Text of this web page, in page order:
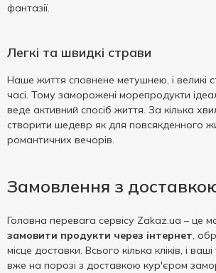
фантазії.
Легкі та швидкі страви
Наше життя сповнене метушнею, і великі
часі. Тому заморожені морепродукти
веде активний спосіб життя. За кілька
створити шедевр як для повсякденного
романтичних вечорів.
Замовлення з
Головна перевага сервісу Zakaz.ua – це
замовити продукти через інтернет,
місце доставки. Всього кілька кліків, і
вже на порозі з доставкою кур'єром